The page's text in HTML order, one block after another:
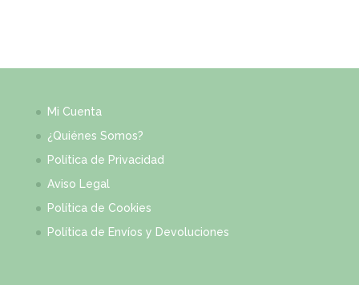
Mi Cuenta
¿Quiénes Somos?
Política de Privacidad
Aviso Legal
Política de Cookies
Política de Envíos y Devoluciones